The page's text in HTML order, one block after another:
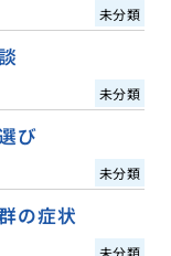
未分類
未分類
び
未分類
の症状
未分類